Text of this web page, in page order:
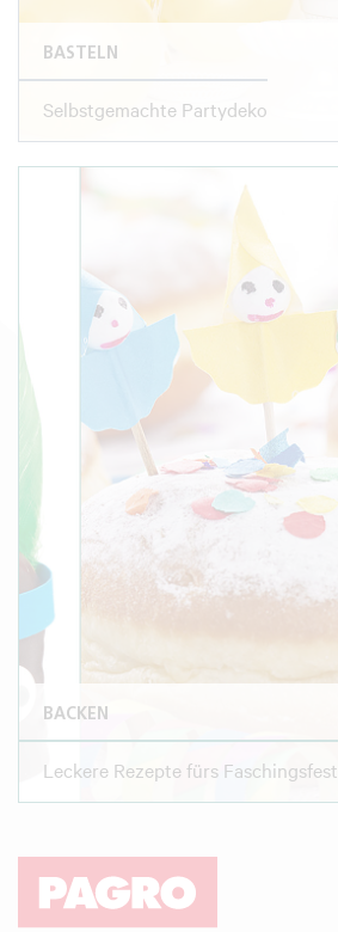
BASTELN
Selbstgemachte Partydeko
BACKEN
Leckere Rezepte fürs Faschingsfest